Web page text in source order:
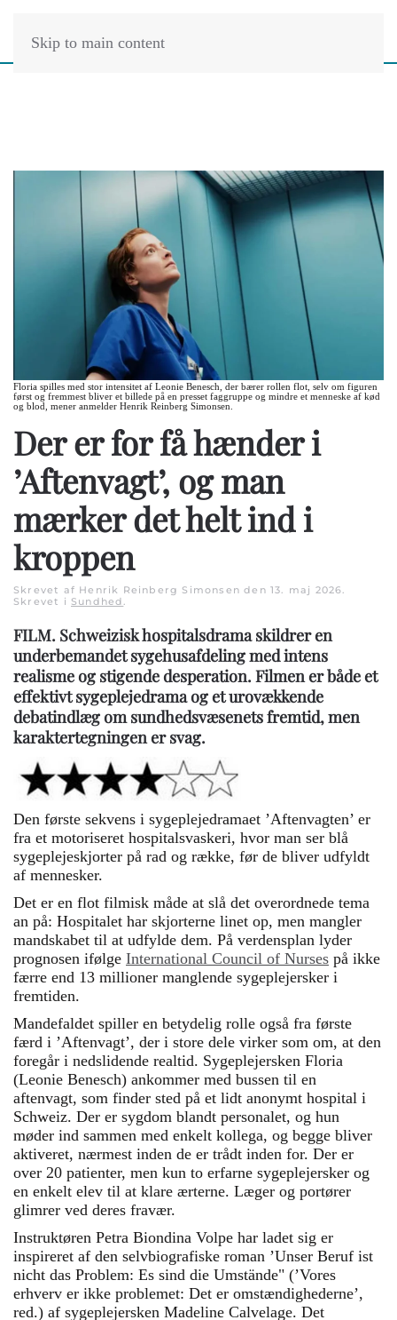
Skip to main content
Floria spilles med stor intensitet af Leonie Benesch, der bærer rollen flot, selv om figuren
først og fremmest bliver et billede på en presset faggruppe og mindre et menneske af kød
og blod, mener anmelder Henrik Reinberg Simonsen.
Der er for få hænder i
’Aftenvagt’, og man
mærker det helt ind i
kroppen
Skrevet af Henrik Reinberg Simonsen den 13. maj 2026
Skrevet i Sundhed
FILM. Schweizisk hospitalsdrama skildrer en
underbemandet sygehusafdeling med intens
realisme og stigende desperation. Filmen er både et
effektivt sygeplejedrama og et urovækkende
debatindlæg om sundhedsvæsenets fremtid, men
karaktertegningen er svag.
Den første sekvens i sygeplejedramaet ’Aftenvagten’ er
fra et motoriseret hospitalsvaskeri, hvor man ser blå
sygeplejeskjorter på rad og række, før de bliver udfyldt
af mennesker.
Det er en flot filmisk måde at slå det overordnede tema
an på: Hospitalet har skjorterne linet op, men mangler
mandskabet til at udfylde dem. På verdensplan lyder
prognosen ifølge International Council of Nurses på ikke
færre end 13 millioner manglende sygeplejersker i
fremtiden.
Mandefaldet spiller en betydelig rolle også fra første
færd i ’Aftenvagt’, der i store dele virker som om, at den
foregår i nedslidende realtid. Sygeplejersken Floria
(Leonie Benesch) ankommer med bussen til en
aftenvagt, som finder sted på et lidt anonymt hospital i
Schweiz. Der er sygdom blandt personalet, og hun
møder ind sammen med enkelt kollega, og begge bliver
aktiveret, nærmest inden de er trådt inden for. Der er
over 20 patienter, men kun to erfarne sygeplejersker og
en enkelt elev til at klare ærterne. Læger og portører
glimrer ved deres fravær.
Instruktøren Petra Biondina Volpe har ladet sig er
inspireret af den selvbiografiske roman ’Unser Beruf ist
nicht das Problem: Es sind die Umstände" (’Vores
erhverv er ikke problemet: Det er omstændighederne’,
red.) af sygeplejersken Madeline Calvelage. Det